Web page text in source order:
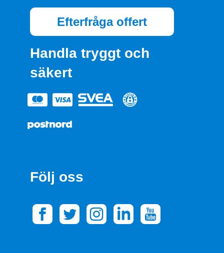
Efterfråga offert
Handla tryggt och
säkert
Följ oss